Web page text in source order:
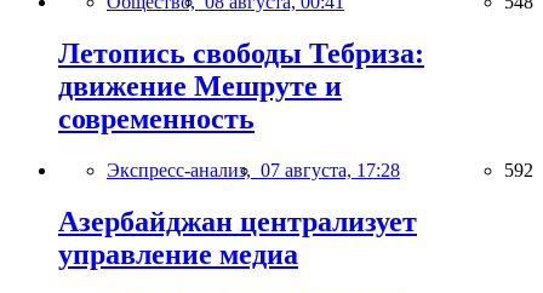
Летопись свободы Тебриза:
движение Мешруте и
современность
Экспресс-анализ, 07 августа, 17:28 592
Азербайджан централизует
управление медиа